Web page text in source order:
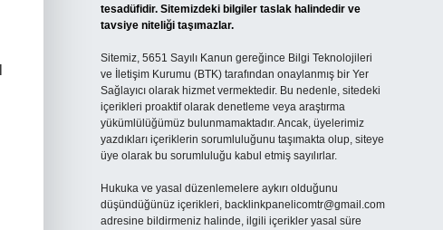
tesadüfidir. Sitemizdeki bilgiler taslak halindedir ve
tavsiye niteliği taşımazlar.
Sitemiz, 5651 Sayılı Kanun gereğince Bilgi Teknolojileri
ve İletişim Kurumu (BTK) tarafından onaylanmış bir Yer
Sağlayıcı olarak hizmet vermektedir. Bu nedenle, sitedeki
içerikleri proaktif olarak denetleme veya araştırma
yükümlülüğümüz bulunmamaktadır. Ancak, üyelerimiz
yazdıkları içeriklerin sorumluluğunu taşımakta olup, siteye
üye olarak bu sorumluluğu kabul etmiş sayılırlar.
Hukuka ve yasal düzenlemelere aykırı olduğunu
düşündüğünüz içerikleri, backlinkpanelicomtr@gmail.com
adresine bildirmeniz halinde, ilgili içerikler yasal süre